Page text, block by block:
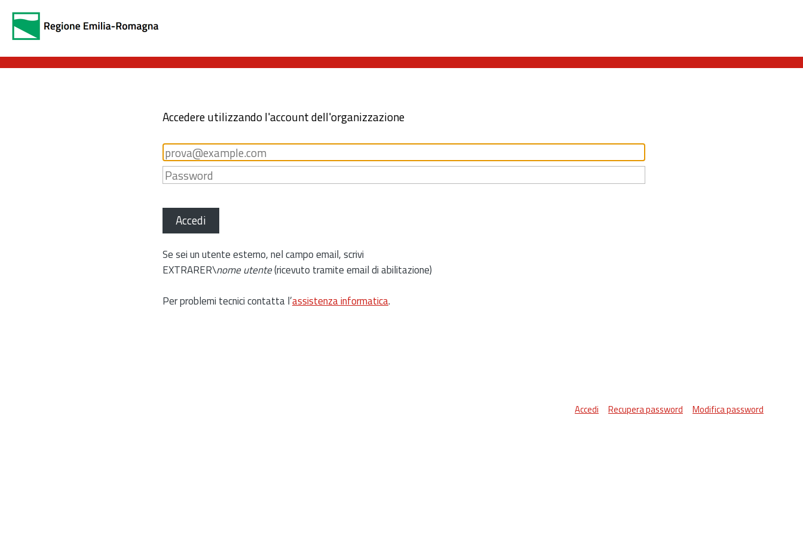
Accedere utilizzando l'account dell'organizzazione
Accedi
Se sei un utente esterno, nel campo email, scrivi
EXTRARER\nome utente(ricevuto tramite email di abilitazione)
Per problemi tecnici contatta l’assistenza informatica.
Accedi Recupera password Modifica password